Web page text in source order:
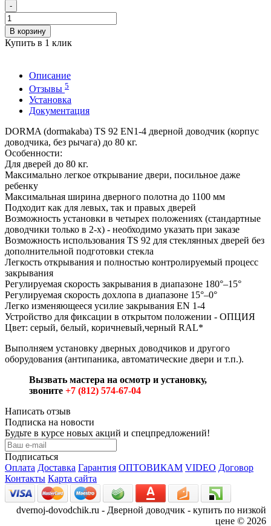
-
В корзину
Купить в 1 клик
Описание
Отзывы 5
Установка
Документация
DORMA (dormakaba) TS 92 EN1-4 дверной доводчик (корпус
доводчика, без рычага) до 80 кг.
Особенности:
Для дверей до 80 кг.
Максимально легкое открывание двери, посильное даже
ребенку
Максимальная ширина дверного полотна до 1100 мм
Подходит как для левых, так и правых дверей
Возможность установки в четырех положениях (стандартные
доводчики только в 2-х) - необходимо указать при заказе
Возможность использования TS 92 для стеклянных дверей без
дополнительной подготовки стекла
Легкость открывания и полностью контролируемый процесс
закрывания
Регулируемая скорость закрывания в диапазоне 180°–15°
Регулируемая скорость дохлопа в диапазоне 15°–0°
Легко изменяющееся усилие закрывания EN 1-4
Устройство для фиксации в открытом положении - ОПЦИЯ
Цвет: серый, белый, коричневый,черный RAL*
Выполняем установку дверных доводчиков и другого
оборудования (антипаника, автоматические двери и т.п.).
Вызвать мастера на осмотр и установку,
звоните +7 (812) 574-67-04
Написать отзыв
Подписка на новости
Будьте в курсе новых акций и спецпредложений!
Подписаться
Оплата Доставка Гарантия ОПТОВИКАМ VIDEO Договор
Контакты Карта сайта
dvernoj-dovodchik.ru - Дверной доводчик - купить по низкой
цене © 2026